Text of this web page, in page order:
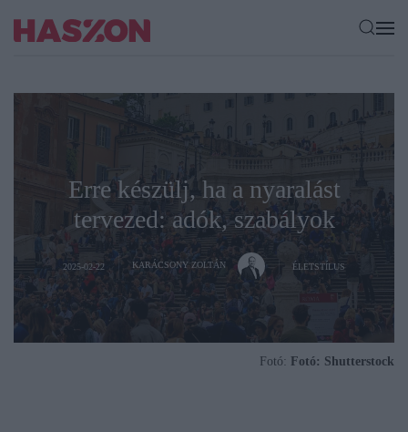
Erre készülj, ha a nyaralást
tervezed: adók, szabályok
2025-02-22 KARÁCSONY ZOLTÁN ÉLETSTÍLUS
Fotó: Fotó: Shutterstock